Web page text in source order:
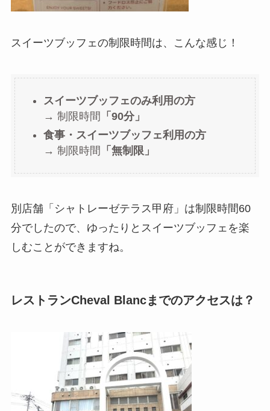
スイーツブッフェの制限時間は、こんな感じ！
スイーツブッフェのみ利用の方
→ 制限時間 「90分」
食事・スイーツブッフェ利用の方
→ 制限時間 「無制限」
別店舗「シャトレーゼテラス甲府」は制限時間60
分でしたので、ゆったりとスイーツブッフェを楽
しむことができますね。
レストランCheval Blancまでのアクセスは？